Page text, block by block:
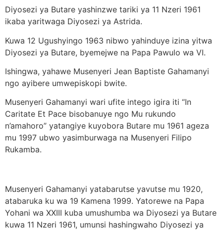
Diyosezi ya Butare yashinzwe tariki ya 11 Nzeri 1961
ikaba yaritwaga Diyosezi ya Astrida.
Kuwa 12 Ugushyingo 1963 nibwo yahinduye izina yitwa
Diyosezi ya Butare, byemejwe na Papa Pawulo wa VI.
Ishingwa, yahawe Musenyeri Jean Baptiste Gahamanyi
ngo ayibere umwepiskopi bwite.
Musenyeri Gahamanyi wari ufite intego igira iti “In
Caritate Et Pace bisobanuye ngo Mu rukundo
n’amahoro” yatangiye kuyobora Butare mu 1961 ageza
mu 1997 ubwo yasimburwaga na Musenyeri Filipo
Rukamba.
Musenyeri Gahamanyi yatabarutse yavutse mu 1920,
atabaruka ku wa 19 Kamena 1999. Yatorewe na Papa
Yohani wa XXIII kuba umushumba wa Diyosezi ya Butare
kuwa 11 Nzeri 1961, umunsi hashingwaho Diyosezi ya